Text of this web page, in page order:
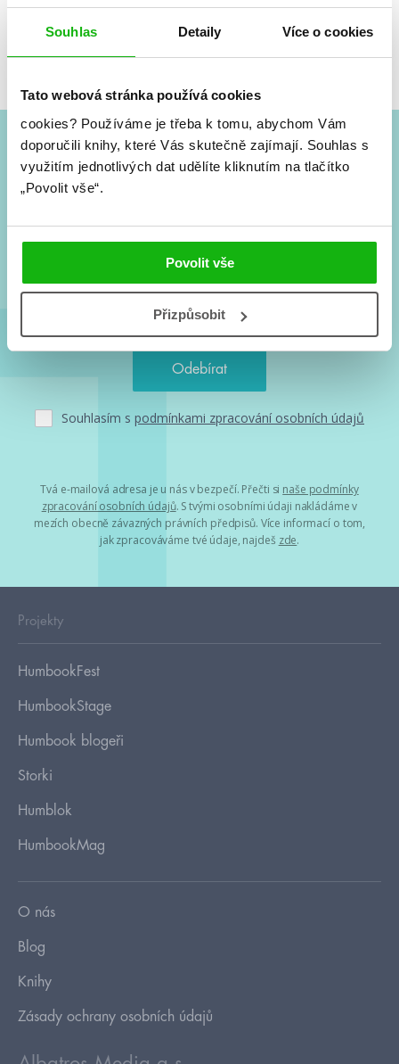
Souhlas Detaily Více o cookies
Tato webová stránka používá cookies
cookies? Používáme je třeba k tomu, abychom Vám
doporučili knihy, které Vás skutečně zajímají. Souhlas s
využitím jednotlivých dat udělíte kliknutím na tlačítko
„Povolit vše“.
Povolit vše
Přizpůsobit
Žádné knihy nenalezeny.
#HumbookNews
Nové knihy, co se chystá, kvízy, soutěže, autoři, filmové
a seriálové adaptace a další.
Souhlasím s podmínkami zpracování osobních údajů
Tvá e-mailová adresa je u nás v bezpečí. Přečti si naše podmínky
zpracování osobních údajů. S tvými osobními údaji nakládáme v
mezích obecně závazných právních předpisů. Více informací o tom,
jak zpracováváme tvé údaje, najdeš zde.
Projekty
HumbookFest
HumbookStage
Humbook blogeři
Storki
Humblok
HumbookMag
O nás
Blog
Knihy
Zásady ochrany osobních údajů